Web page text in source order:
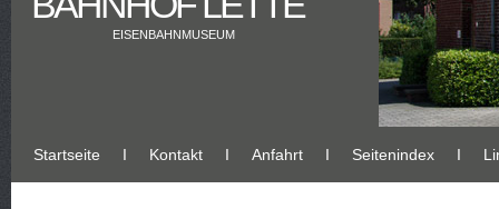
EISENBAHNMUSEUM
Startseite Ι Kontakt Ι Anfahrt Ι Seitenindex Ι